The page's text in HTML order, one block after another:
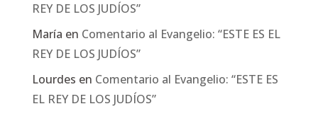
REY DE LOS JUDÍOS”
María en Comentario al Evangelio: “ESTE ES EL
REY DE LOS JUDÍOS”
Lourdes en Comentario al Evangelio: “ESTE ES
EL REY DE LOS JUDÍOS”